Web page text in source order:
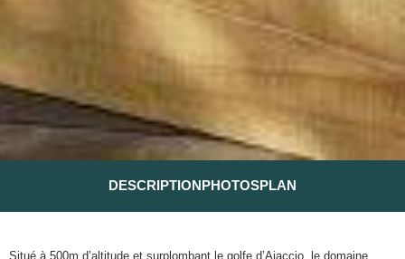
DESCRIPTIONPHOTOSPLAN
Situé à 500m d’altitude et surplombant le golfe d’Ajaccio, le domaine